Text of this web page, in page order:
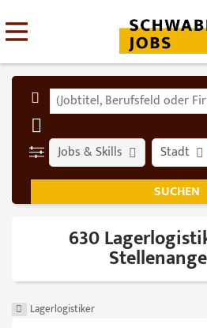
Stadt
Jobs & Skills
630
Lagerlogistiker